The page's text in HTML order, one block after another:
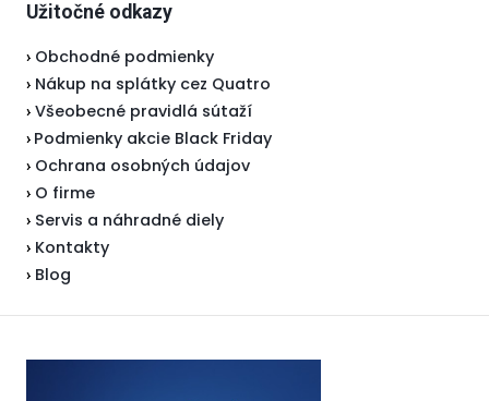
Užitočné odkazy
› Obchodné podmienky
› Nákup na splátky cez Quatro
› Všeobecné pravidlá sútaží
› Podmienky akcie Black Friday
› Ochrana osobných údajov
› O firme
› Servis a náhradné diely
› Kontakty
› Blog